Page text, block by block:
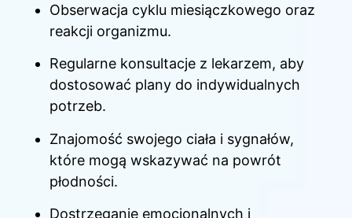
Obserwacja cyklu miesiączkowego oraz
reakcji organizmu.
Regularne konsultacje z lekarzem, aby
dostosować plany do indywidualnych
potrzeb.
Znajomość swojego ciała i sygnałów,
które mogą wskazywać na powrót
płodności.
Dostrzeganie emocjonalnych i